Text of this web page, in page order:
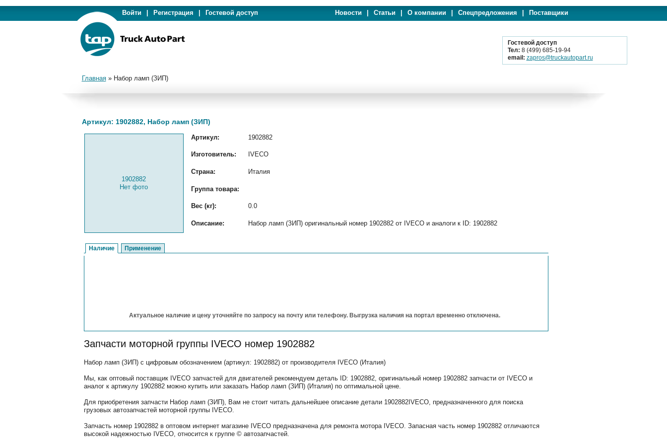
Войти Регистрация Гостевой доступ Новости Статьи О компании Спецпредложения Поставщики
Гостевой доступ
Тел: 8 (499) 685-19-94
email: zapros@truckautopart.ru
Главная» Набор ламп (ЗИП)
Артикул: 1902882, Набор ламп (ЗИП)
1902882
Нет фото
Артикул: 1902882
Изготовитель: IVECO
Страна: Италия
Группа товара:
Вес (кг): 0.0
Описание: Набор ламп (ЗИП) оригинальный номер 1902882 от IVECO и аналоги к ID: 1902882
Наличие Применение
Актуальное наличие и цену уточняйте по запросу на почту или телефону. Выгрузка наличия на портал временно отключена.
Запчасти моторной группы IVECO номер 1902882
Набор ламп (ЗИП) с цифровым обозначением (артикул: 1902882) от производителя IVECO (Италия)
Мы, как оптовый поставщик IVECO запчастей для двигателей рекомендуем деталь ID: 1902882, оригинальный номер 1902882 запчасти от IVECO и
аналог к артикулу 1902882 можно купить или заказать Набор ламп (ЗИП) (Италия) по оптимальной цене.
Для приобретения запчасти Набор ламп (ЗИП), Вам не стоит читать дальнейшее описание детали 1902882IVECO, предназначенного для поиска
грузовых автозапчастей моторной группы IVECO.
Запчасть номер 1902882 в оптовом интернет магазине IVECO предназначена для ремонта мотора IVECO. Запасная часть номер 1902882 отличаются
высокой надежностью IVECO, относится к группе © автозапчастей.